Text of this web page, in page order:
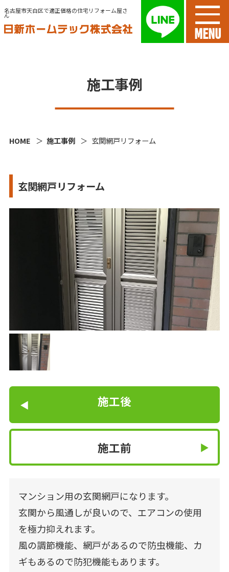
名古屋市天白区で適正価格の住宅リフォーム屋さ
ん
MENU
施工事例
HOME 施工事例 玄関網戸リフォーム
玄関網戸リフォーム
施工後
施工前
マンション用の玄関網戸になります。
玄関から風通しが良いので、エアコンの使用
を極力抑えれます。
風の調節機能、網戸があるので防虫機能、カ
ギもあるので防犯機能もあります。